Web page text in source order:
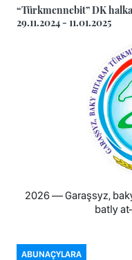
“Türkmennebit” DK
29.11.2024 - 11.01.2025
2026 — Garaşsyz,
batly
ABUNAÇYLARA